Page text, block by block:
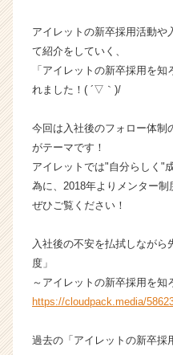
ー・
長
か
カ
ウ
届
就
活
サ
ト
アイレットの新卒採用活動や
て紹介をしていく、
「アイレットの新卒採用を
れました！( ´▽｀)/
今回は入社後のフォロー体制
がテーマです！
アイレットでは"自分らしく"
為に、2018年よりメンター
ぜひご覧ください！
入社後の不安を払拭しなが
度」
～アイレットの新卒採用を知
https://cloudpack.media/
過去の「アイレットの新卒採